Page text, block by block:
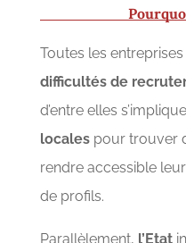
Toutes les
difficultés de
d’entre elles
localespour trouver
rendre accessible
de profils.
Parallèlement, l’Etat